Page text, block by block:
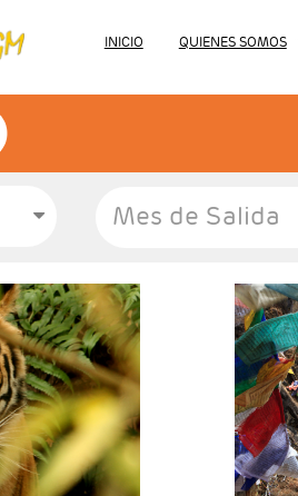
INICIO QUIENES SOMOS
Mes de Salida
P,N,
Kathmandu
Superior
y 2 cenas
-
-
2n
-
-